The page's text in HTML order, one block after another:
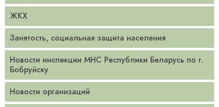
ЖКХ
Занятость, социальная защита населения
Новости инспекции МНС Республики Беларусь по г.
Бобруйску
Новости организаций